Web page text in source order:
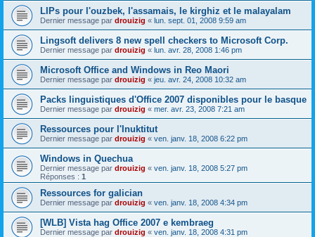
LIPs pour l'ouzbek, l'assamais, le kirghiz et le malayalam
Dernier message par drouizig « lun. sept. 01, 2008 9:59 am
Lingsoft delivers 8 new spell checkers to Microsoft Corp.
Dernier message par drouizig « lun. avr. 28, 2008 1:46 pm
Microsoft Office and Windows in Reo Maori
Dernier message par drouizig « jeu. avr. 24, 2008 10:32 am
Packs linguistiques d'Office 2007 disponibles pour le basque
Dernier message par drouizig « mer. avr. 23, 2008 7:21 am
Ressources pour l'Inuktitut
Dernier message par drouizig « ven. janv. 18, 2008 6:22 pm
Windows in Quechua
Dernier message par drouizig « ven. janv. 18, 2008 5:27 pm
Réponses : 1
Ressources for galician
Dernier message par drouizig « ven. janv. 18, 2008 4:34 pm
[WLB] Vista hag Office 2007 e kembraeg
Dernier message par drouizig « ven. janv. 18, 2008 4:31 pm